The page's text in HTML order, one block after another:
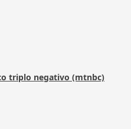
triplo negativo (mtnbc)